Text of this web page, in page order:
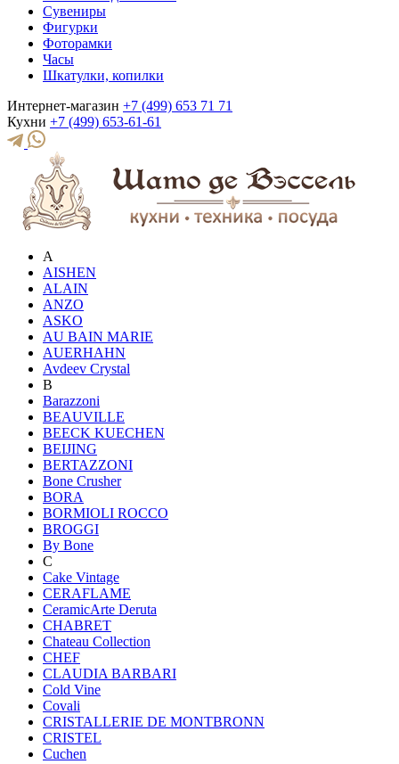
Сувениры
Фигурки
Фоторамки
Часы
Шкатулки, копилки
Интернет-магазин +7 (499) 653 71 71
Кухни +7 (499) 653-61-61
A
AISHEN
ALAIN
ANZO
ASKO
AU BAIN MARIE
AUERHAHN
Avdeev Crystal
B
Barazzoni
BEAUVILLE
BEECK KUECHEN
BEIJING
BERTAZZONI
Bone Crusher
BORA
BORMIOLI ROCCO
BROGGI
By Bone
C
Cake Vintage
CERAFLAME
CeramicArte Deruta
CHABRET
Chateau Collection
CHEF
CLAUDIA BARBARI
Cold Vine
Covali
CRISTALLERIE DE MONTBRONN
CRISTEL
Cuchen